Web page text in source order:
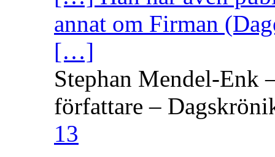
annat om Firman
[…]
Stephan Mendel-Enk
författare –
13